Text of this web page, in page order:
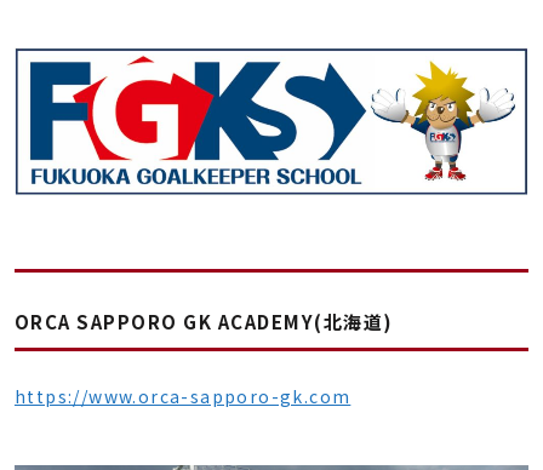
ORCA SAPPORO GK ACADEMY(北海道)
https://www.orca-sapporo-gk.com